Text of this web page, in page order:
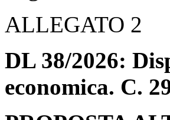
ALLEGATO 2
DL 38/2026:
economica. C.